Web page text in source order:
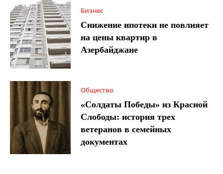
Бизнес
Снижение ипотеки не повлияет
на цены квартир в
Азербайджане
Общество
«Солдаты Победы» из Красной
Слободы: история трех
ветеранов в семейных
документах